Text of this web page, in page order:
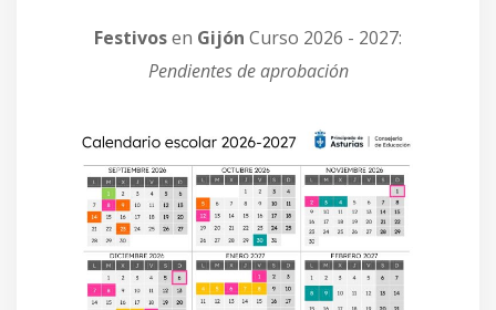
Festivosen Gijón Curso 2026 - 2027:
Pendientes de aprobación